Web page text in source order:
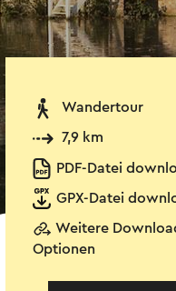
Wandertour
7,9 km
PDF-Datei
GPX-Datei
Weitere
Optionen